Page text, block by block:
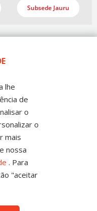
lhe
de
o
o
mais
nossa
. Para
"aceitar
Subsede Jauru
no Ensino
78010-170 |
- Fax: 3317